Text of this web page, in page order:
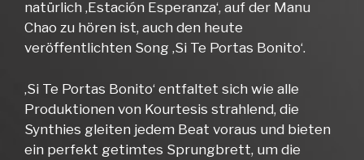
natürlich ‚Estación Esperanza‘, auf der Manu
Chao zu hören ist, auch den heute
veröffentlichten Song ‚Si Te Portas Bonito‘.
‚Si Te Portas Bonito‘ entfaltet sich wie alle
Produktionen von Kourtesis strahlend, die
Synthies gleiten jedem Beat voraus und bieten
ein perfekt getimtes Sprungbrett, um die